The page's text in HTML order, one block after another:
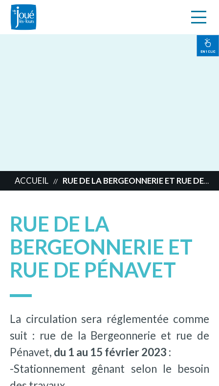
EN 1 CLIC
ACCUEIL // RUE DE LA BERGEONNERIE ET RUE DE PÉNAVET
RUE DE LA
BERGEONNERIE ET
RUE DE PÉNAVET
La circulation sera réglementée comme
suit : rue de la Bergeonnerie et rue de
Pénavet, du 1 au 15 février 2023 :
-Stationnement gênant selon le besoin